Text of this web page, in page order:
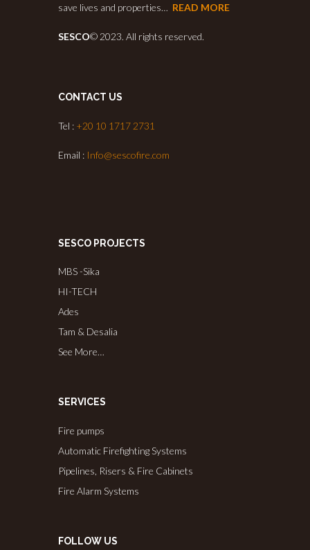
save lives and properties… READ MORE
SESCO© 2023. All rights reserved.
CONTACT US
Tel : +20 10 1717 2731
Email : Info@sescofire.com
SESCO PROJECTS
MBS -Sika
HI-TECH
Ades
Tam & Desalia
See More…
SERVICES
Fire pumps
Automatic Firefighting Systems
Pipelines, Risers & Fire Cabinets
Fire Alarm Systems
FOLLOW US